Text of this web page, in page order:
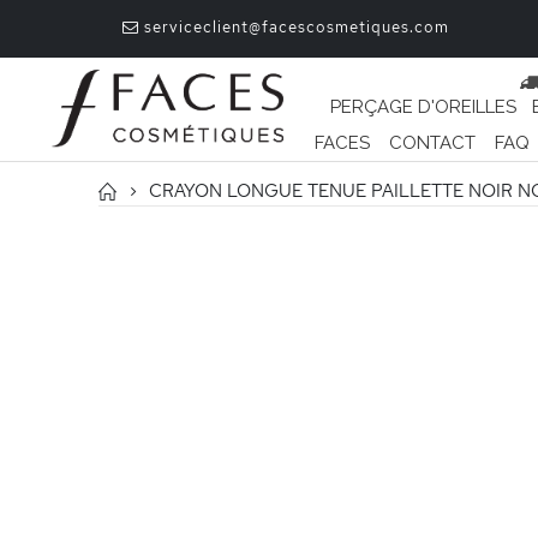
serviceclient@facescosmetiques.com
PERÇAGE D'OREILLES
FACES
CONTACT FAQ
CRAYON LONGUE TENUE PAILLETTE NOIR